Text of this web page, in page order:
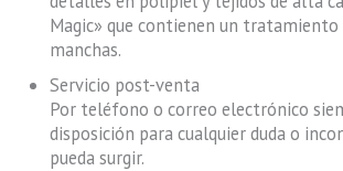
Magic» que contienen un
manchas.
Servicio post-venta
Por teléfono o correo electrónico
disposición para cualquier duda o
pueda surgir.